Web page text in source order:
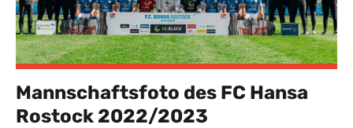
Mannschaftsfoto des FC Hansa
Rostock 2022/2023